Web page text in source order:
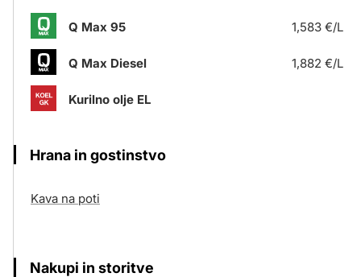
Q Max 95 1,583 €/L
Q Max Diesel 1,882 €/L
Kurilno olje EL
Hrana in gostinstvo
Kava na poti
Nakupi in storitve